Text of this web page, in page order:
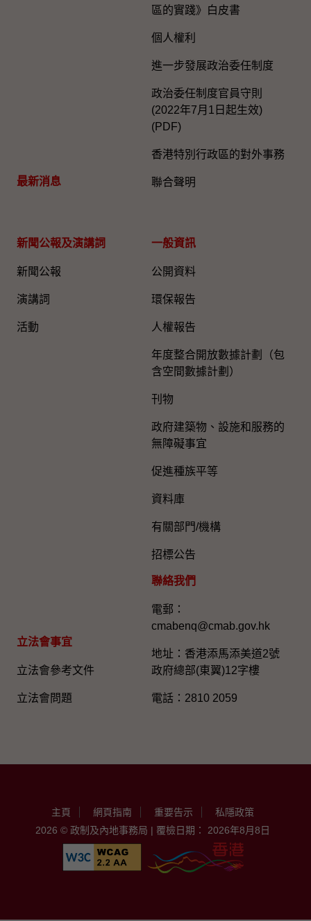
最新消息
區的實踐》白皮書
個人權利
進一步發展政治委任制度
政治委任制度官員守則
(2022年7月1日起生效)
(PDF)
香港特別行政區的對外事務
聯合聲明
新聞公報及演講詞
新聞公報
演講詞
活動
立法會事宜
立法會參考文件
立法會問題
一般資訊​
公開資料
環保報告
人權報告
年度整合開放數據計劃（包
含空間數據計劃）
刊物
政府建築物、設施和服務的
無障礙事宜
促進種族平等
資料庫
有關部門/機構
招標公告
聯絡我們
電郵：
cmabenq@cmab.gov.hk​
地址：香港添馬添美道2號
政府總部(東翼)12字樓
電話：2810 2059
主頁 網頁指南 重要告示
私隱政策
2026 © 政制及內地事務局 | 覆檢日期： 2026年8月8日